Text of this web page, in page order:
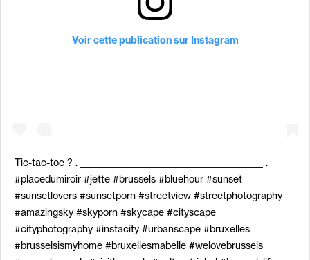
Voir cette publication sur Instagram
Tic-tac-toe ? . ____________________________________________ .
#placedumiroir #jette #brussels #bluehour #sunset
#sunsetlovers #sunsetporn #streetview #streetphotography
#amazingsky #skyporn #skycape #cityscape
#cityphotography #instacity #urbanscape #bruxelles
#brusselsismyhome #bruxellesmabelle #welovebrussels